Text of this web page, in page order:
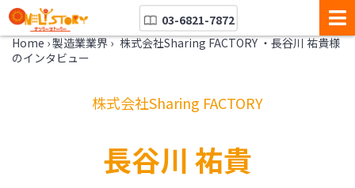
03-6821-7872
Home ›製造業業界 › 株式会社Sharing FACTORY ・長谷川 祐貴様
のインタビュー
株式会社Sharing FACTORY
長谷川 祐貴